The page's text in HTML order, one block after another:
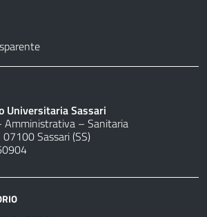
Universitaria Sassari
Amministrativa – Sanitaria
Sassari (SS)